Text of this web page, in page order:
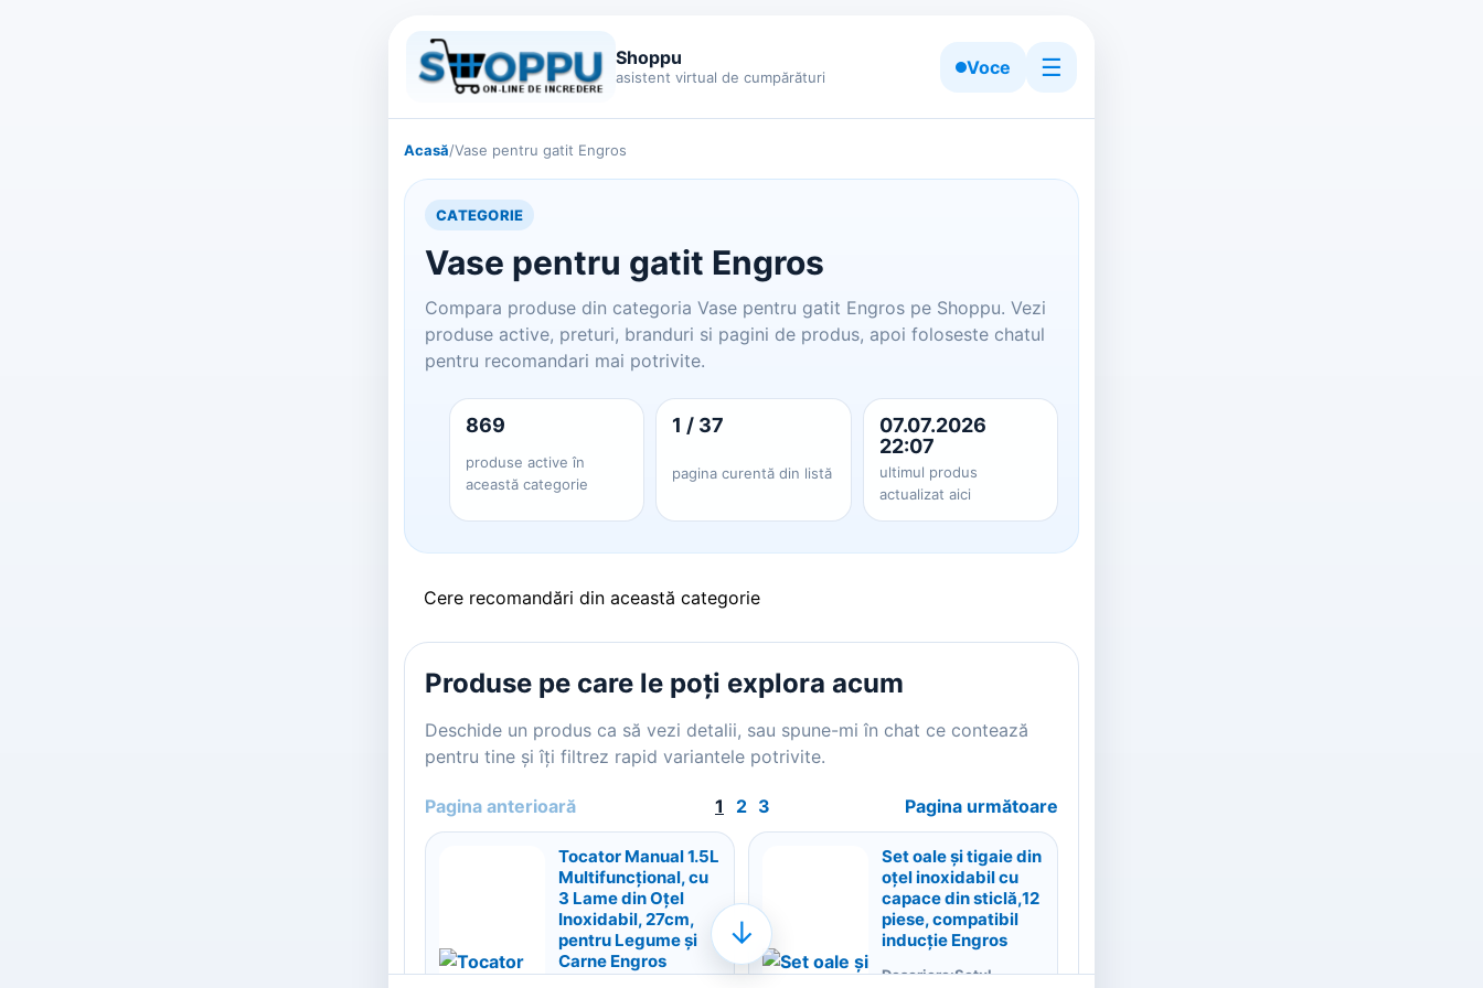
Shoppu
asistent virtual de cumpărături Voce ☰
Acasă/Vase pentru gatit Engros
CATEGORIE
Vase pentru gatit Engros
Compara produse din categoria Vase pentru gatit Engros pe Shoppu. Vezi
produse active, preturi, branduri si pagini de produs, apoi foloseste chatul
pentru recomandari mai potrivite.
869
produse active în
această categorie
1 / 37
pagina curentă din listă
07.07.2026
22:07
ultimul produs
actualizat aici
Cere recomandări din această categorie
Produse pe care le poți explora acum
Deschide un produs ca să vezi detalii, sau spune-mi în chat ce contează
pentru tine și îți filtrez rapid variantele potrivite.
Pagina anterioară 1 2 3 Pagina următoare
Tocator Manual 1.5L
Multifuncțional, cu
3 Lame din Oțel
Inoxidabil, 27cm,
pentru Legume și
Carne Engros
Set oale și tigaie din
oțel inoxidabil cu
capace din sticlă,12
piese, compatibil
inducție Engros
Descriere:Setul
↓